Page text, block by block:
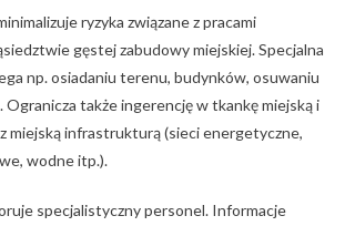
ryzyka związane z pracami
gęstej zabudowy miejskiej. Specjalna
np. osiadaniu terenu, budynków, osuwaniu
Ogranicza także ingerencję w tkankę miejską i
miejską infrastrukturą (sieci energetyczne,
wodne itp.).
specjalistyczny personel. Informacje